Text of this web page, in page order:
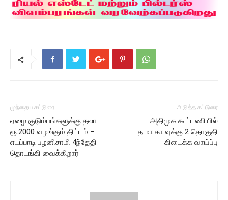
முந்தைய கட்டுரை
ஏழை குடும்பங்களுக்கு தலா
ரூ.2000 வழங்கும் திட்டம் –
எடப்பாடி பழனிசாமி 4ந்தேதி
தொடங்கி வைக்கிறார்
அடுத்த கட்டுரை
அதிமுக கூட்டணியில்
த.மா.கா.வுக்கு 2 தொகுதி
கிடைக்க வாய்ப்பு